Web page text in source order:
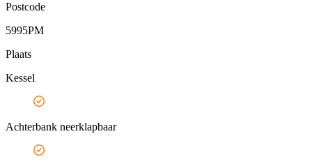
Postcode
5995PM
Plaats
Kessel
Achterbank neerklapbaar